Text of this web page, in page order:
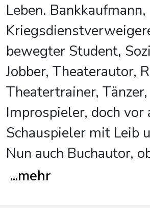
Leben. Bankkaufmann,
bewegter Student,
Jobber, Theaterautor,
Theatertrainer, Tänzer,
Improspieler, doch vor
Schauspieler mit Leib
Nun auch Buchautor,
...mehr